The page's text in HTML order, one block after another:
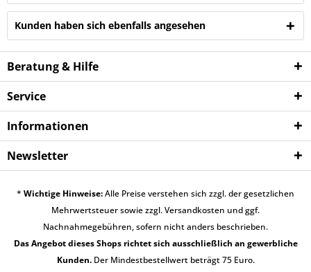
Kunden haben sich ebenfalls angesehen
Beratung & Hilfe
Service
Informationen
Newsletter
* Wichtige Hinweise:Alle Preise verstehen sich zzgl. der gesetzlichen
Mehrwertsteuer sowie zzgl.Versandkosten und ggf.
Nachnahmegebühren, sofern nicht anders beschrieben.
Das Angebot dieses Shops richtet sich ausschließlich an gewerbliche
Kunden.Der Mindestbestellwert beträgt 75 Euro.